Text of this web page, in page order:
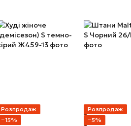
Розпродаж
−15%
Розпродаж
−5%